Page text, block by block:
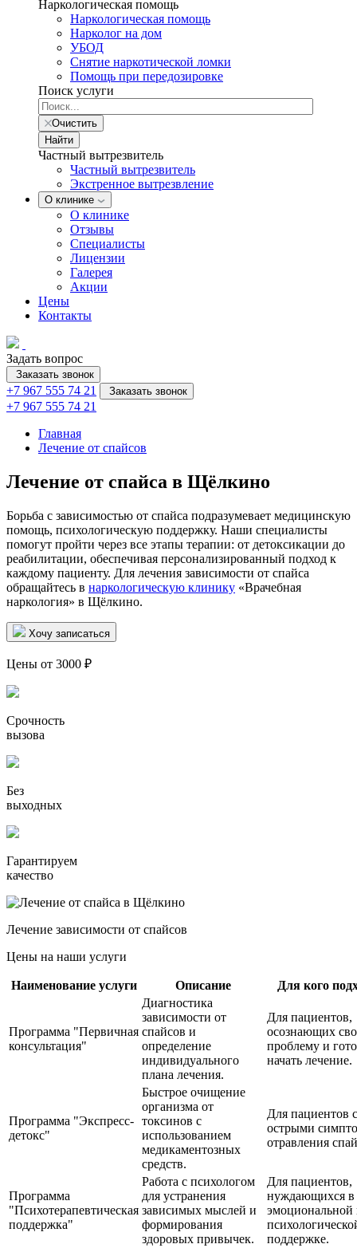
Наркологическая помощь
Наркологическая помощь
Нарколог на дом
УБОД
Снятие наркотической ломки
Помощь при передозировке
Поиск услуги
Очистить
Найти
Частный вытрезвитель
Частный вытрезвитель
Экстренное вытрезвление
О клинике
О клинике
Отзывы
Специалисты
Лицензии
Галерея
Акции
Цены
Контакты
Задать вопрос
Заказать звонок
+7 967 555 74 21 Заказать звонок
+7 967 555 74 21
Главная
Лечение от спайсов
Лечение от спайса в Щёлкино
Борьба с зависимостью от спайса подразумевает медицинскую
помощь, психологическую поддержку. Наши специалисты
помогут пройти через все этапы терапии: от детоксикации до
реабилитации, обеспечивая персонализированный подход к
каждому пациенту. Для лечения зависимости от спайса
обращайтесь в наркологическую клинику «Врачебная
наркология» в Щёлкино.
Хочу записаться
Цены от 3000 ₽
Срочность
вызова
Без
выходных
Гарантируем
качество
Лечение зависимости от спайсов
Цены на наши услуги
Наименование услуги Описание Для кого
Программа "Первичная
консультация"
Диагностика
зависимости от
спайсов и
определение
индивидуального
плана лечения.
Для пациентов,
осознающих
проблему и
начать лечение.
Программа "Экспресс-
детокс"
Быстрое очищение
организма от
токсинов с
использованием
медикаментозных
средств.
Для пациентов с
острыми
отравления
Программа
"Психотерапевтическая
поддержка"
Работа с психологом
для устранения
зависимых мыслей и
формирования
здоровых привычек.
Для пациентов,
нуждающихся в
эмоциональной
поддержке.